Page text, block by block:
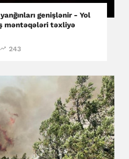
genişlənir - Yol
məntəqələri təxliyə
243